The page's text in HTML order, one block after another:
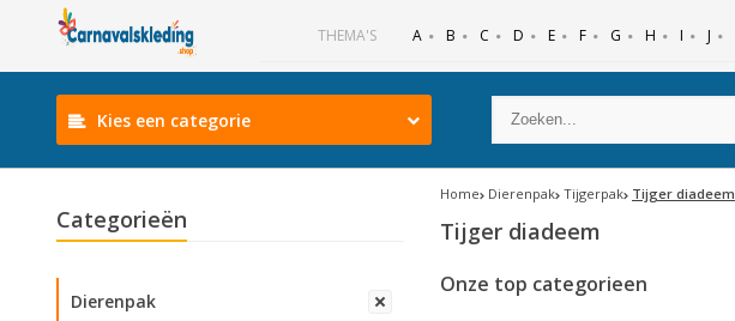
THEMA'S A B C D E F G H I J
Kies een categorie
Categorieën
Dierenpak
Home Dierenpak Tijgerpak Tijger diadeem
Tijger diadeem
Onze top categorieen